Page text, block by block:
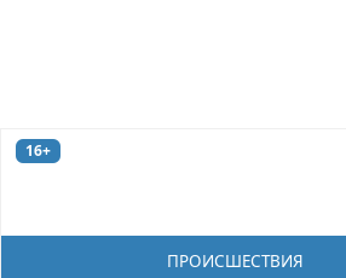
16+
ПРОИСШЕСТВИЯ